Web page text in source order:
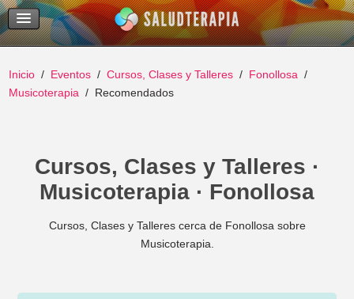
Temas Recientes
Buscar
Inicio Eventos Cursos, Clases y Talleres
Fonollosa
Musicoterapia
Recomendados
Cursos, Clases y Talleres ·
Musicoterapia · Fonollosa
Cursos, Clases y Talleres cerca de Fonollosa sobre
Musicoterapia.